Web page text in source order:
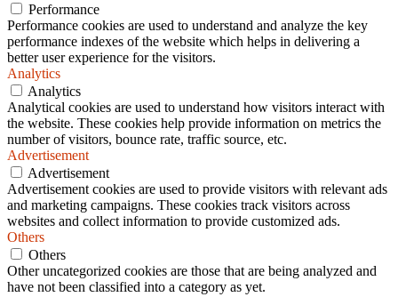
Performance
Performance cookies are used to understand and analyze the key
performance indexes of the website which helps in delivering a
better user experience for the visitors.
Analytics
Analytics
Analytical cookies are used to understand how visitors interact with
the website. These cookies help provide information on metrics the
number of visitors, bounce rate, traffic source, etc.
Advertisement
Advertisement
Advertisement cookies are used to provide visitors with relevant ads
and marketing campaigns. These cookies track visitors across
websites and collect information to provide customized ads.
Others
Others
Other uncategorized cookies are those that are being analyzed and
have not been classified into a category as yet.